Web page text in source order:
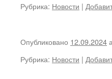
Рубрика: Новости |
Опубликовано 12.09.2024
Рубрика: Новости |